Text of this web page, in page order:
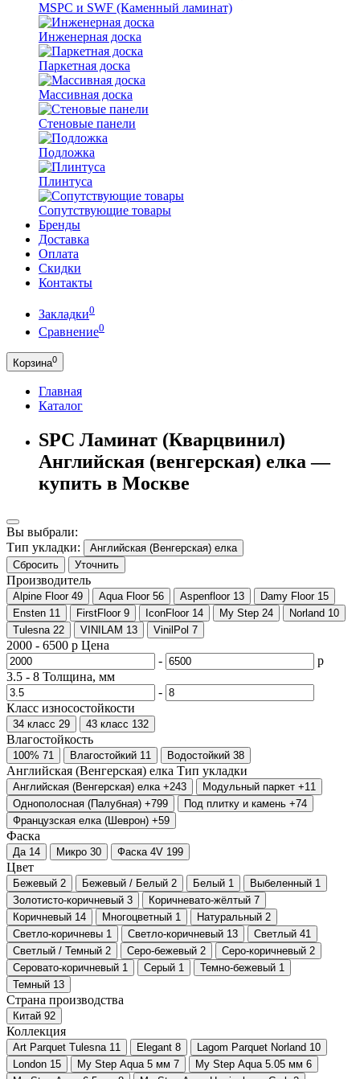
MSPC и SWF (Каменный ламинат)
Инженерная доска
Паркетная доска
Массивная доска
Стеновые панели
Подложка
Плинтуса
Сопутствующие товары
Бренды
Доставка
Оплата
Скидки
Контакты
Закладки0
Сравнение0
Корзина0
Главная
Каталог
SPC Ламинат (Кварцвинил)
Английская (венгерская) елка —
купить в Москве
Вы выбрали:
Тип укладки:
Английская (Венгерская) елка
Сбросить
Уточнить
Производитель
Alpine Floor 49 Aqua Floor 56 Aspenfloor 13 Damy Floor 15
Ensten 11 FirstFloor 9 IconFloor 14 My Step 24 Norland 10
Tulesna 22 VINILAM 13 VinilPol 7
2000 - 6500 р Цена
-
р
3.5 - 8 Толщина, мм
-
Класс износостойкости
34 класс 29 43 класс 132
Влагостойкость
100% 71 Влагостойкий 11 Водостойкий 38
Английская (Венгерская) елка Тип укладки
Английская (Венгерская) елка +243 Модульный паркет +11
Однополосная (Палубная) +799 Под плитку и камень +74
Французская елка (Шеврон) +59
Фаска
Да 14 Микро 30 Фаска 4V 199
Цвет
Бежевый 2 Бежевый / Белый 2 Белый 1 Выбеленный 1
Золотисто-коричневый 3 Коричневато-жёлтый 7
Коричневый 14 Многоцветный 1 Натуральный 2
Светло-коричневы 1 Светло-коричневый 13 Светлый 41
Светлый / Темный 2 Серо-бежевый 2 Серо-коричневый 2
Серовато-коричневый 1 Серый 1 Темно-бежевый 1
Темный 13
Страна производства
Китай 92
Коллекция
Art Parquet Tulesna 11 Elegant 8 Lagom Parquet Norland 10
London 15 My Step Aqua 5 мм 7 My Step Aqua 5.05 мм 6